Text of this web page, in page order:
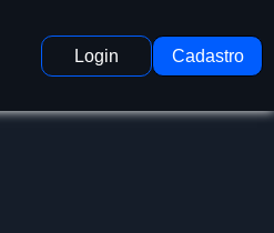
Login Cadastro